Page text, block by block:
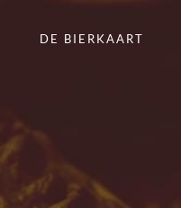
DE BIERKAART